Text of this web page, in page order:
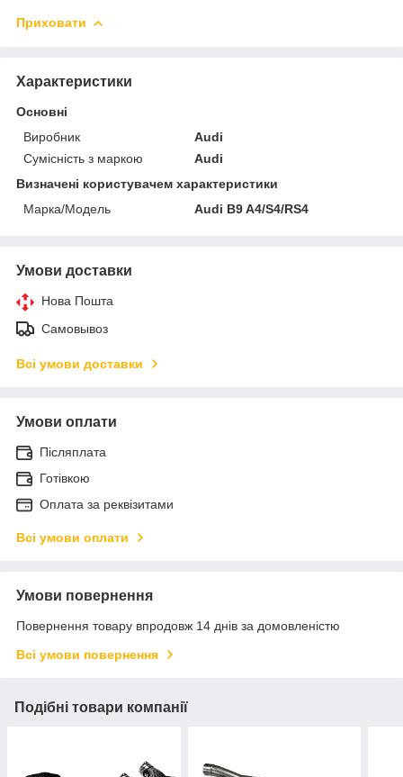
Приховати
Характеристики
Основні
Виробник
Audi
Сумісність з маркою
Audi
Визначені користувачем характеристики
Марка/Модель
Audi B9 A4/S4/RS4
Умови доставки
Нова Пошта
Самовывоз
Всі умови доставки
Умови оплати
Післяплата
Готівкою
Оплата за реквізитами
Всі умови оплати
Умови повернення
Повернення товару впродовж 14 днів за домовленістю
Всі умови повернення
Подібні товари компанії